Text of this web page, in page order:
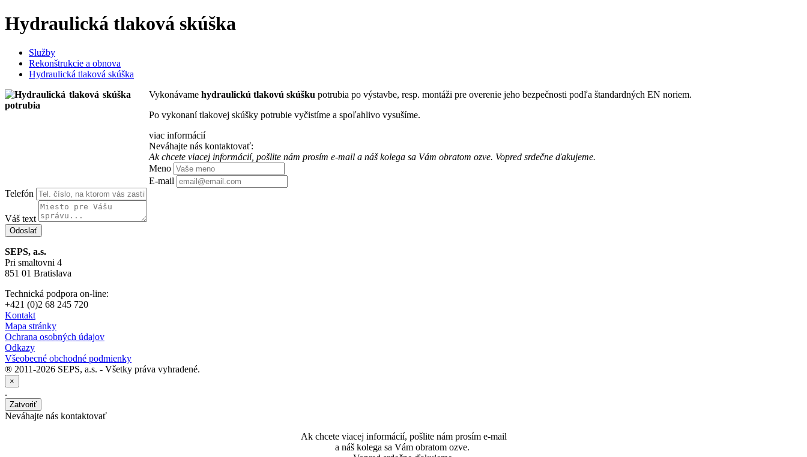
Hydraulická tlaková skúška
Služby
Rekonštrukcie a obnova
Hydraulická tlaková skúška
Vykonávame hydraulickú tlakovú skúšku potrubia po výstavbe, resp. montáži pre overenie jeho bezpečnosti podľa štandardných EN noriem.
Po vykonaní tlakovej skúšky potrubie vyčistíme a spoľahlivo vysušíme.
viac informácií
Neváhajte nás kontaktovať:
Ak chcete viacej informácií, pošlite nám prosím e-mail a náš kolega sa Vám obratom ozve. Vopred srdečne ďakujeme.
Meno
E-mail
Telefón
Váš text
SEPS, a.s.
Pri smaltovni 4
851 01 Bratislava
Technická podpora on-line:
+421 (0)2 68 245 720
Kontakt
Mapa stránky
Ochrana osobných údajov
Odkazy
Všeobecné obchodné podmienky
® 2011-2026 SEPS, a.s. - Všetky práva vyhradené.
×
.
Zatvoriť
Neváhajte nás kontaktovať
Ak chcete viacej informácií, pošlite nám prosím e-mail
a náš kolega sa Vám obratom ozve.